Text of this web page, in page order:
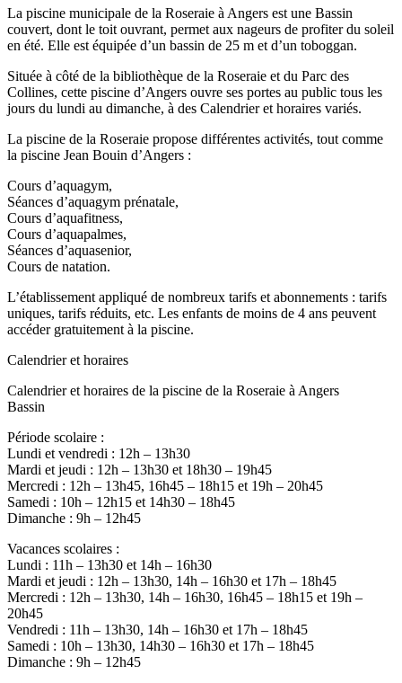
La piscine municipale de la Roseraie à Angers est une Bassin
couvert, dont le toit ouvrant, permet aux nageurs de profiter du soleil
en été. Elle est équipée d’un bassin de 25 m et d’un toboggan.
Située à côté de la bibliothèque de la Roseraie et du Parc des
Collines, cette piscine d’Angers ouvre ses portes au public tous les
jours du lundi au dimanche, à des Calendrier et horaires variés.
La piscine de la Roseraie propose différentes activités, tout comme
la piscine Jean Bouin d’Angers :
Cours d’aquagym,
Séances d’aquagym prénatale,
Cours d’aquafitness,
Cours d’aquapalmes,
Séances d’aquasenior,
Cours de natation.
L’établissement appliqué de nombreux tarifs et abonnements : tarifs
uniques, tarifs réduits, etc. Les enfants de moins de 4 ans peuvent
accéder gratuitement à la piscine.
Calendrier et horaires
Calendrier et horaires de la piscine de la Roseraie à Angers
Bassin
Période scolaire :
Lundi et vendredi : 12h – 13h30
Mardi et jeudi : 12h – 13h30 et 18h30 – 19h45
Mercredi : 12h – 13h45, 16h45 – 18h15 et 19h – 20h45
Samedi : 10h – 12h15 et 14h30 – 18h45
Dimanche : 9h – 12h45
Vacances scolaires :
Lundi : 11h – 13h30 et 14h – 16h30
Mardi et jeudi : 12h – 13h30, 14h – 16h30 et 17h – 18h45
Mercredi : 12h – 13h30, 14h – 16h30, 16h45 – 18h15 et 19h –
20h45
Vendredi : 11h – 13h30, 14h – 16h30 et 17h – 18h45
Samedi : 10h – 13h30, 14h30 – 16h30 et 17h – 18h45
Dimanche : 9h – 12h45